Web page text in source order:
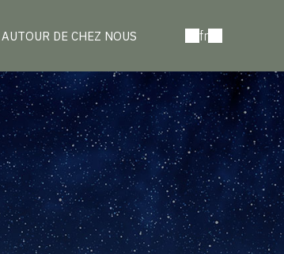
AUTOUR DE CHEZ NOUS fr